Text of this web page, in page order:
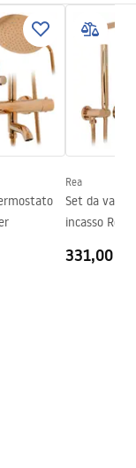
6mm
o piatto doccia
Rea
Set da
incasso Rea
331,00 €